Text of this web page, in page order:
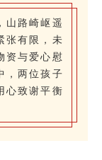
山路崎岖遥
张有限，未
资与爱心慰
，两位孩子
心致谢平衡